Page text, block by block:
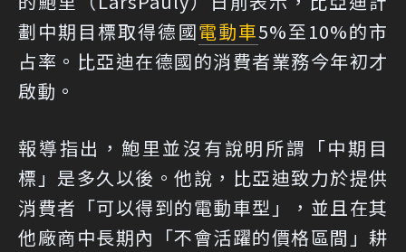
劃中期目標取得德國電動車5%至10%的市
占率。比亞迪在德國的消費者業務今年初才
啟動。
報導指出，鮑里並沒有說明所謂「中期目
標」是多久以後。他說，比亞迪致力於提供
消費者「可以得到的電動車型」，並且在其
他廠商中長期內「不會活躍的價格區間」耕